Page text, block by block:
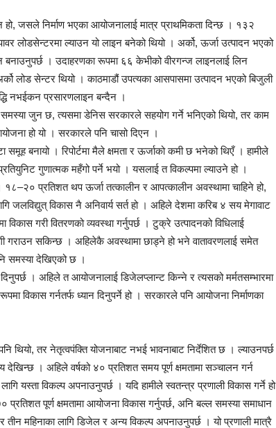
जसले निर्माण भएका आयोजनालाई मात्र प्राथमिकता दिन्छ । १३२
लोडसेन्टरमा ल्याउन यो लाइन बनेको थियो । अर्को, ऊर्जा उत्पादन भएको
। उदाहरणका रूपमा ६६ केभीको वीरगन्ज लाइनलाई लिन
लोड सेन्टर थियो । काठमाडौं उपत्यका आसपासमा उत्पादन भएको बिजुली
नभईकन प्रसारणलाइन बन्दैन ।
जुन छ, त्यसमा डेनिस सरकारले सहयोग गर्ने भनिएको थियो, तर काम
हो यो । सरकारले पनि चासो दिएन ।
बनायो । रिपोर्टमा मैले क्षमता र ऊर्जाको कमी छ भनेको थिएँ । हामीले
गुणात्मक महँगो पर्ने भयो । यसलाई त विकल्पमा ल्याउने हो ।
१८–२० प्रतिशत थप ऊर्जा तत्कालीन र आपत्कालीन अवस्थामा चाहिने हो,
जलविद्युत् विकास नै अनिवार्य सर्त हो । अहिले देशमा करिब ४ सय मेगावाट
गरी वितरणको व्यवस्था गर्नुपर्छ । टुक्रे उत्पादनको विधिलाई
गराउन सकिन्छ । अहिलेकै अवस्थामा छाड्ने हो भने वातावरणलाई समेत
समस्या देखिएको छ ।
। अहिले त आयोजनालाई डिजेलप्लान्ट किन्ने र त्यसको मर्मतसम्भारमा
विकास गर्नतर्फ ध्यान दिनुपर्ने हो । सरकारले पनि आयोजना निर्माणका
थियो, तर नेतृत्वपंक्ति योजनाबाट नभई भावनाबाट निर्देशित छ । ल्याउनपर्छ
। अहिले वर्षको ४० प्रतिशत समय पूर्ण क्षमतामा सञ्चालन गर्न
यस्ता विकल्प अपनाउनुपर्छ । यदि हामीले स्वतन्त्र प्रणाली विकास गर्ने हो
पूर्ण क्षमतामा आयोजना विकास गर्नुपर्छ, अनि बल्ल समस्या समाधान
तीन महिनाका लागि डिजेल र अन्य विकल्प अपनाउनुपर्छ । यो प्रणाली मात्रै